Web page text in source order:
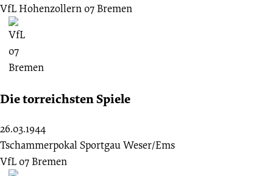
VfL Hohenzollern 07 Bremen
Die torreichsten Spiele
26.03.1944
Tschammerpokal Sportgau Weser/Ems
VfL 07 Bremen